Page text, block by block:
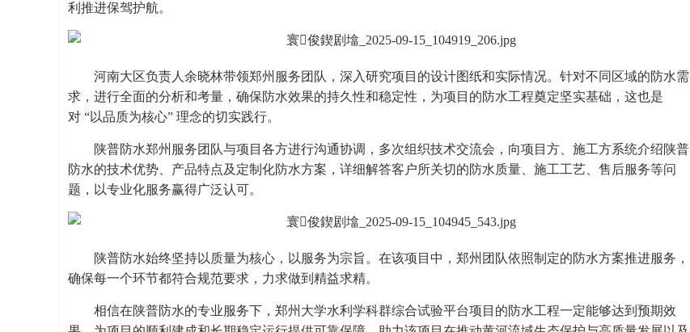
利推进保驾护航。
河南大区负责人余晓林带领郑州服务团队，深入研究项目的设计图纸和实际情况。针对不同区域的防水需
求，进行全面的分析和考量，确保防水效果的持久性和稳定性，为项目的防水工程奠定坚实基础，这也是
对 “以品质为核心” 理念的切实践行。
陕普防水郑州服务团队与项目各方进行沟通协调，多次组织技术交流会，向项目方、施工方系统介绍陕普
防水的技术优势、产品特点及定制化防水方案，详细解答客户所关切的防水质量、施工工艺、售后服务等问
题，以专业化服务赢得广泛认可。
陕普防水始终坚持以质量为核心，以服务为宗旨。在该项目中，郑州团队依照制定的防水方案推进服务，
确保每一个环节都符合规范要求，力求做到精益求精。
相信在陕普防水的专业服务下，郑州大学水利学科群综合试验平台项目的防水工程一定能够达到预期效